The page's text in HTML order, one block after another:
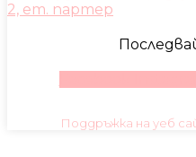
2, ет. партер
Поддръжка на уеб